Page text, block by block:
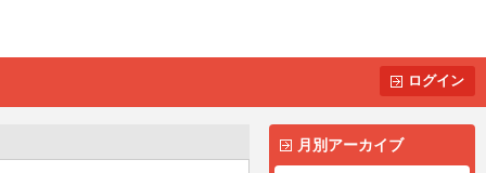
ログイン
月別アーカイブ